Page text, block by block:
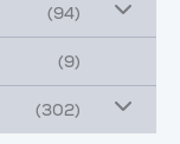
(94)
(9)
(302)